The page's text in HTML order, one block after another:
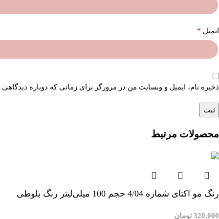
ایمیل *
ذخیره نام، ایمیل و وبسایت من در مرورگر برای زمانی که دوباره
محصولات مرتبط
رنگ مو اکتای شماره 4/04 حجم 100 میلی‌لیتر رنگ بلوطی
320,000 تومان